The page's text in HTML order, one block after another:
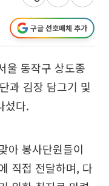
구글 선호매체 추가
울 동작구 상도종
과 김장 담그기 및
섰다.
아 봉사단원들이
직접 전달하며, 다